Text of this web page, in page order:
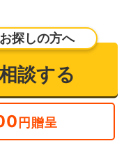
探しの方へ
談する
円贈呈